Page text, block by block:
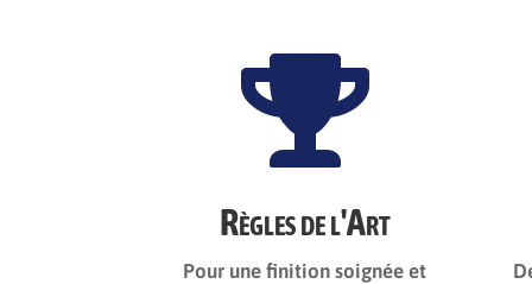

Règles de l'Art
Pour une finition soignée et